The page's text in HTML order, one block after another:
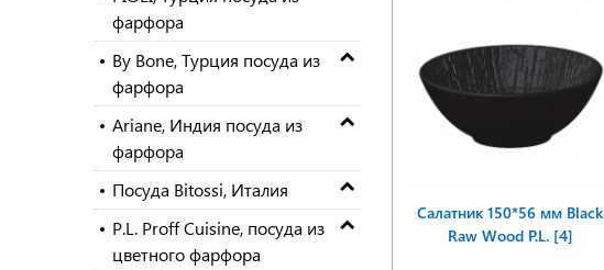
фарфора
By Bone, Турция посуда из
фарфора
Ariane, Индия посуда из
фарфора
Посуда Bitossi, Италия
P.L. Proff Cuisine, посуда из
цветного фарфора
Салатник 150*56 мм Black
Raw Wood P.L. [4]